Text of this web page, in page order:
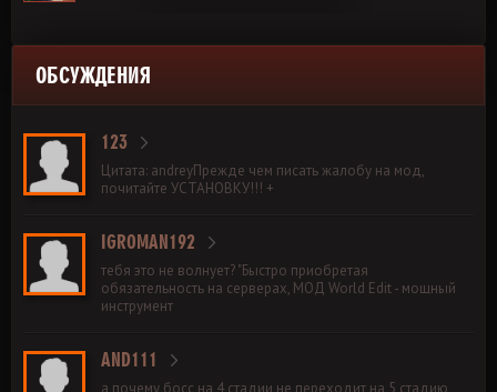
ОБСУЖДЕНИЯ
123
Цитата: andreyПрежде чем писать жалобу на мод,
почитайте УСТАНОВКУ!!! +
IGROMAN192
тебя это не волнует? "Быстро приобретая
обязательность на серверах, МОД World Edit - мощный
инструмент
AND111
а почему босс на 4 стадии не переходит на 5 стадию